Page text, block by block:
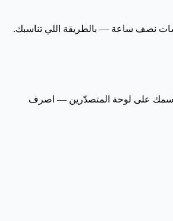
نصف ساعة — بالطريقة اللي تناسبك.
على لوحة المتصدّرين — اصرف